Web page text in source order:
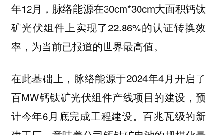
年12月，脉络能源在30cm*30cm大面积钙钛
矿光伏组件上实现了22.86%的认证转换效
率，为当前已报道的世界最高值。
在此基础上，脉络能源于2024年4月开启了
百MW钙钛矿光伏组件产线项目的建设，预
计今年6月底完成工程建设。百兆瓦级的新